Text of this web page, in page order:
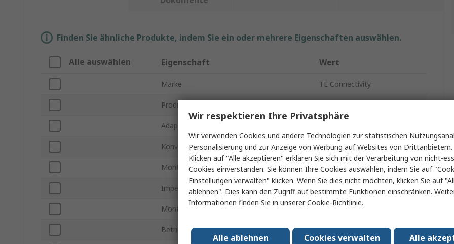
Finden Sie ähnliche Produkte, indem Sie ein oder mehrere Eigenschaften auswählen.
Alle auswählen Eigenschaft Wert
Marke TE Connectivity
Produkt Typ
Adaptertyp
Konvertiert zu Typ Schalter
Montageart Kabel
Impedanz 50Ω
Montageausrichtung Gerade
Betriebsfrequenz 9GHz
Wir respektieren Ihre Privatsphäre
Wir verwenden Cookies und andere Technologien zur statistischen
Personalisierung und zur Anzeige von Werbung auf Websites von
Klicken auf "Alle akzeptieren" erklären Sie sich mit der Verarbeitung von nicht-
Cookies einverstanden. Sie können Ihre Cookies auswählen, indem Sie auf
Einstellungen verwalten" klicken. Wenn Sie dies nicht möchten, klicken Sie auf
ablehnen". Dies kann den Zugriff auf bestimmte Funktionen einschränken.
Informationen finden Sie in unsererCookie-Richtlinie.
Alle
Cookies verwalten
Alle ablehnen